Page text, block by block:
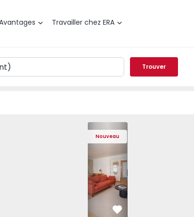
Travailler chez ERA
Trouver
Póvoa de Varzim, Beiriz e Argivai - 1574602 - 20
de Varzim, Póvoa de Varzim, Beiriz e Argivai -
T3 Póvoa de Varzim, Póvoa de Varzim, Beiriz
Appartement T3 Póvoa de Varzim, Póvoa de
Appartement T3 Póvoa de Varzim,
Appartement T3 Póvoa de
Appartement
Nouveau
Appartement T4 Cascais, São
Appartement T4 Cascais,
Appartement T4
Préféré